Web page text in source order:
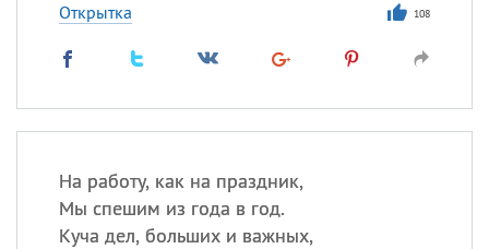
Открытка 108
На работу, как на праздник,
Мы спешим из года в год.
Куча дел, больших и важных,